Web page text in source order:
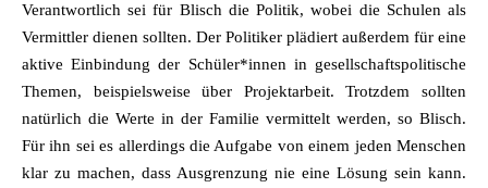
Verantwortlich sei für Blisch die Politik, wobei die Schulen als
Vermittler dienen sollten. Der Politiker plädiert außerdem für eine
aktive Einbindung der Schüler*innen in gesellschaftspolitische
Themen, beispielsweise über Projektarbeit. Trotzdem sollten
natürlich die Werte in der Familie vermittelt werden, so Blisch.
Für ihn sei es allerdings die Aufgabe von einem jeden Menschen
klar zu machen, dass Ausgrenzung nie eine Lösung sein kann.